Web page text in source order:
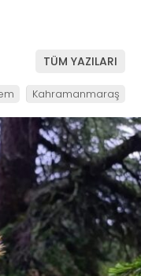
TÜM YAZILARI
Kahramanmaraş